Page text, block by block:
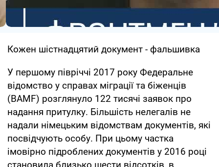
Кожен шістнадцятий документ - фальшивка
У першому півріччі 2017 року Федеральне
відомство у справах міграції та біженців
(BAMF) розглянуло 122 тисячі заявок про
надання притулку. Більшість нелегалів не
надали німецьким відомствам документів, які
посвідчують особу. При цьому частка
імовірно підроблених документів у 2016 році
становила близько шести відсотків, в